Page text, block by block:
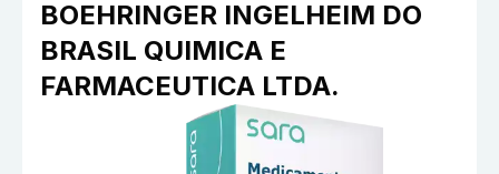
BOEHRINGER INGELHEIM DO
BRASIL QUIMICA E
FARMACEUTICA LTDA.